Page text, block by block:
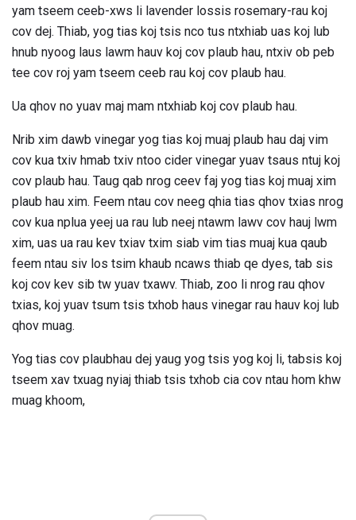
yam tseem ceeb-xws li lavender lossis rosemary-rau koj
cov dej. Thiab, yog tias koj tsis nco tus ntxhiab uas koj lub
hnub nyoog laus lawm hauv koj cov plaub hau, ntxiv ob peb
tee cov roj yam tseem ceeb rau koj cov plaub hau.
Ua qhov no yuav maj mam ntxhiab koj cov plaub hau.
Nrib xim dawb vinegar yog tias koj muaj plaub hau daj vim
cov kua txiv hmab txiv ntoo cider vinegar yuav tsaus ntuj koj
cov plaub hau. Taug qab nrog ceev faj yog tias koj muaj xim
plaub hau xim. Feem ntau cov neeg qhia tias qhov txias nrog
cov kua nplua yeej ua rau lub neej ntawm lawv cov hauj lwm
xim, uas ua rau kev txiav txim siab vim tias muaj kua qaub
feem ntau siv los tsim khaub ncaws thiab qe dyes, tab sis
koj cov kev sib tw yuav txawv. Thiab, zoo li nrog rau qhov
txias, koj yuav tsum tsis txhob haus vinegar rau hauv koj lub
qhov muag.
Yog tias cov plaubhau dej yaug yog tsis yog koj li, tabsis koj
tseem xav txuag nyiaj thiab tsis txhob cia cov ntau hom khw
muag khoom,